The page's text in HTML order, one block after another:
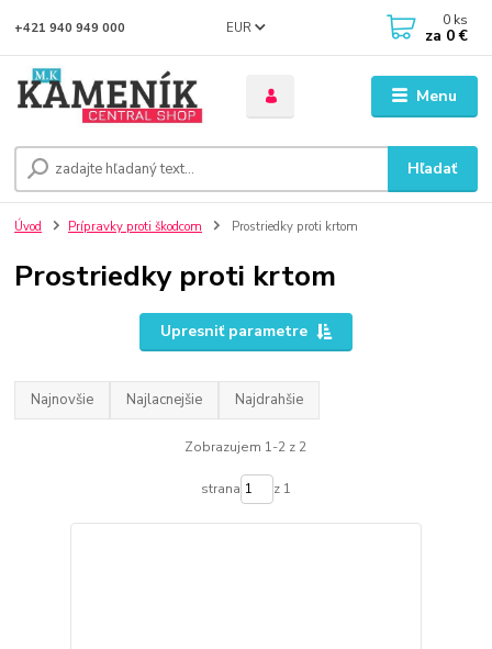
Menu
EUR
Hľadať
+421 940 949 000 0 ks
za 0 €
Úvod Prípravky proti škodcom Prostriedky proti krtom
Prostriedky proti krtom
Upresniť parametre
Najnovšie Najlacnejšie Najdrahšie
Zobrazujem 1-2 z 2
strana z 1